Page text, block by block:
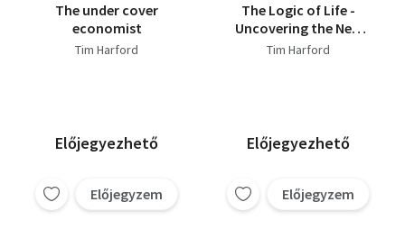
The under cover
economist
Tim Harford
Előjegyezhető
Előjegyzem
The Logic of Life -
Uncovering the New
Economics of
Tim Harford
Előjegyezhető
Előjegyzem